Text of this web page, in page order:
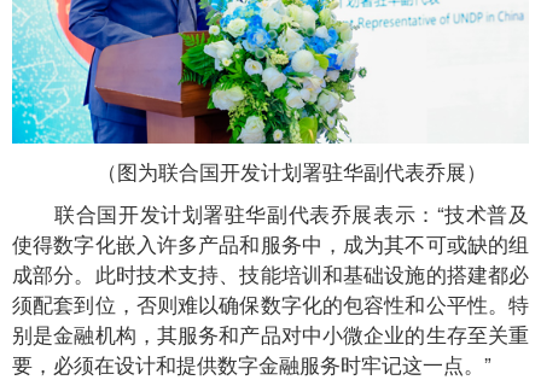
（图为联合国开发计划署驻华副代表乔展）
联合国开发计划署驻华副代表乔展表示：“技术普及
使得数字化嵌入许多产品和服务中，成为其不可或缺的组
成部分。此时技术支持、技能培训和基础设施的搭建都必
须配套到位，否则难以确保数字化的包容性和公平性。特
别是金融机构，其服务和产品对中小微企业的生存至关重
要，必须在设计和提供数字金融服务时牢记这一点。”